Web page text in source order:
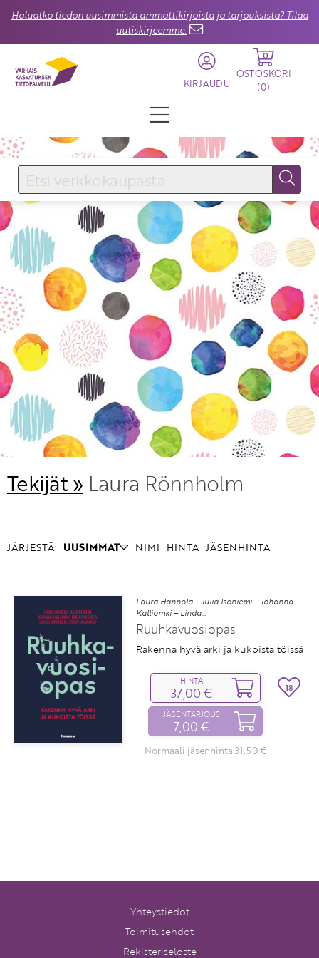
Haluatko tiedon uusimmista ammattikirjoista ja tarjouksista? Tilaa
uutiskirjeemme.
KIRJAUDU
0
OSTOSKORI
(0)
KIRJAUDU SISÄÄN
Käyttäjätunnus
Salasana
Unohtuiko salasana?
KIRJAUDU SISÄÄN
Etkö ole vielä Varhaiskasvatuksen Tietopalvelun
jäsen?
Liity tästä!
Tekijät » Laura Rönnholm
JÄRJESTÄ: UUSIMMAT NIMI HINTA JÄSENHINTA
Laura Hannola – Julia Isoniemi – Johanna
Kalliomki – Linda...
Ruuhkavuosiopas
Rakenna hyvä arki ja kukoista töissä
HINTA
37,00 €
JÄSENTARJOUS
7,00 €
Normaali jäsenhinta 31,50 €
18
Yhteystiedot
Toimitusehdot
Rekisteriseloste